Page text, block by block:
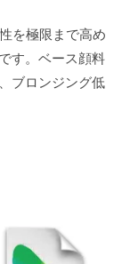
を極限まで高め
す。ベース顔料
ブロンジング低